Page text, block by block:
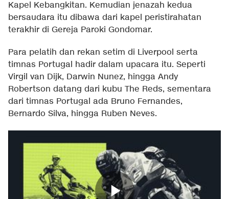
Kapel Kebangkitan. Kemudian jenazah kedua
bersaudara itu dibawa dari kapel peristirahatan
terakhir di Gereja Paroki Gondomar.
Para pelatih dan rekan setim di Liverpool serta
timnas Portugal hadir dalam upacara itu. Seperti
Virgil van Dijk, Darwin Nunez, hingga Andy
Robertson datang dari kubu The Reds, sementara
dari timnas Portugal ada Bruno Fernandes,
Bernardo Silva, hingga Ruben Neves.